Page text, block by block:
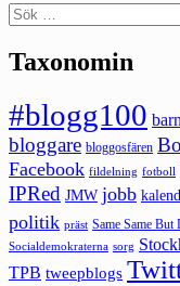
Sök
efter:
Taxonomin
#blogg100
bloggare bloggosfären
Facebook fildelning fotboll
IPRed JMW jobb
politik präst Same Same But
Socialdemokraterna sorg
TPB tweepblogs